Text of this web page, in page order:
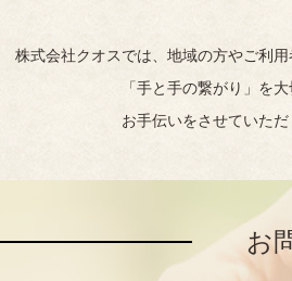
株式会社クオスでは、地域の方やご利
「手と手の繋がり」を大
お手伝いをさせていた
お